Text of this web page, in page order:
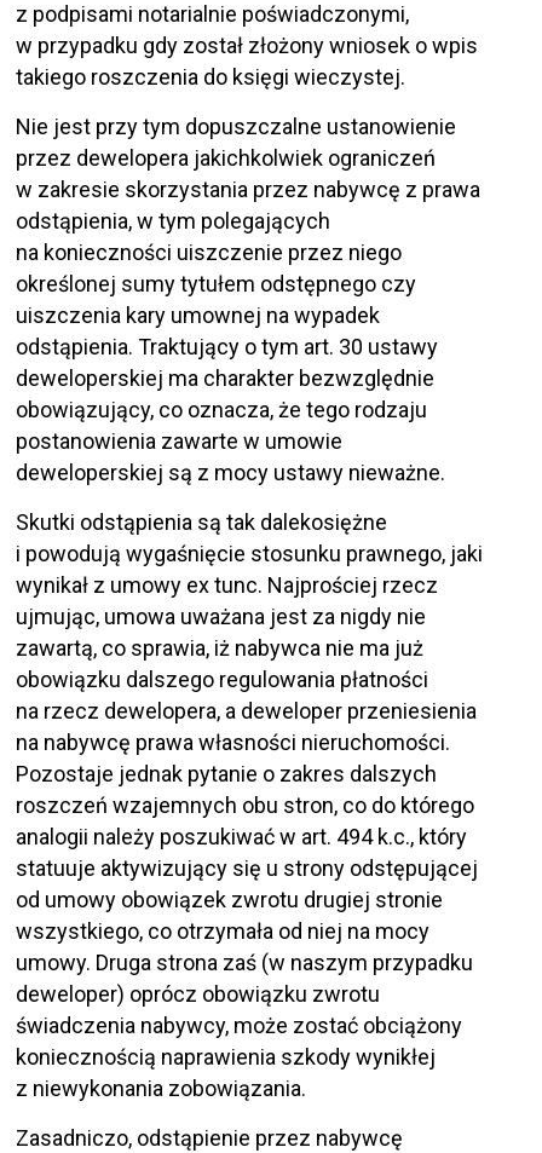
z podpisami notarialnie poświadczonymi,
w przypadku gdy został złożony wniosek o wpis
takiego roszczenia do księgi wieczystej.
Nie jest przy tym dopuszczalne ustanowienie
przez dewelopera jakichkolwiek ograniczeń
w zakresie skorzystania przez nabywcę z prawa
odstąpienia, w tym polegających
na konieczności uiszczenie przez niego
określonej sumy tytułem odstępnego czy
uiszczenia kary umownej na wypadek
odstąpienia. Traktujący o tym art. 30 ustawy
deweloperskiej ma charakter bezwzględnie
obowiązujący, co oznacza, że tego rodzaju
postanowienia zawarte w umowie
deweloperskiej są z mocy ustawy nieważne.
Skutki odstąpienia są tak dalekosiężne
i powodują wygaśnięcie stosunku prawnego, jaki
wynikał z umowy ex tunc. Najprościej rzecz
ujmując, umowa uważana jest za nigdy nie
zawartą, co sprawia, iż nabywca nie ma już
obowiązku dalszego regulowania płatności
na rzecz dewelopera, a deweloper przeniesienia
na nabywcę prawa własności nieruchomości.
Pozostaje jednak pytanie o zakres dalszych
roszczeń wzajemnych obu stron, co do którego
analogii należy poszukiwać w art. 494 k.c., który
statuuje aktywizujący się u strony odstępującej
od umowy obowiązek zwrotu drugiej stronie
wszystkiego, co otrzymała od niej na mocy
umowy. Druga strona zaś (w naszym przypadku
deweloper) oprócz obowiązku zwrotu
świadczenia nabywcy, może zostać obciążony
koniecznością naprawienia szkody wynikłej
z niewykonania zobowiązania.
Zasadniczo, odstąpienie przez nabywcę